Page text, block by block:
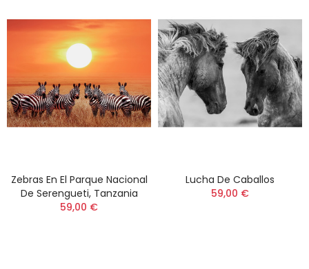
Zebras En El Parque Nacional
De Serengueti, Tanzania
59,00 €
Lucha De Caballos
59,00 €